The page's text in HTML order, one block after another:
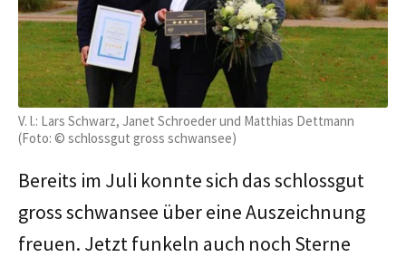
V. l.: Lars Schwarz, Janet Schroeder und Matthias Dettmann
(Foto: © schlossgut gross schwansee)
Bereits im Juli konnte sich das schlossgut
gross schwansee über eine Auszeichnung
freuen. Jetzt funkeln auch noch Sterne